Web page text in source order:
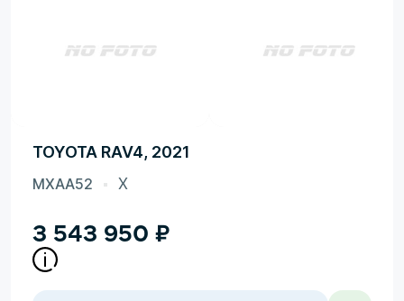
TOYOTA RAV4, 2021
MXAA52 X
3 543 950 ₽